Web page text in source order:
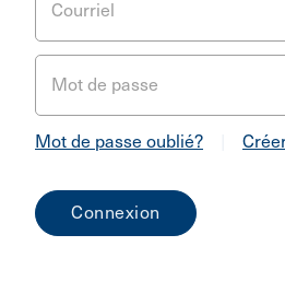
Courriel
Mot de passe
Mot de passe oublié?